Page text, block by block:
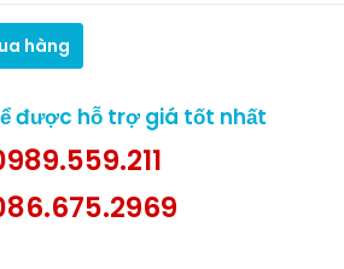
hàng
được hỗ trợ giá tốt nhất